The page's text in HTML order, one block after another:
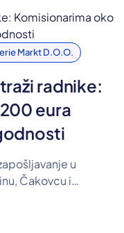
Markt D.o.o.
radnike:
eura
u
Čakovcu i
u Odjelu